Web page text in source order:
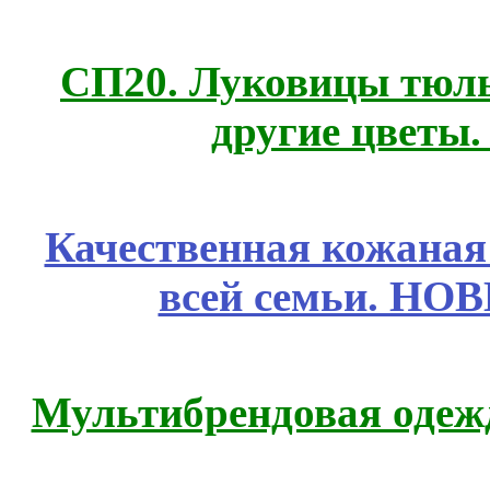
СП20. Луковицы
другие
Качественная
всей семьи.
Мультибрендовая